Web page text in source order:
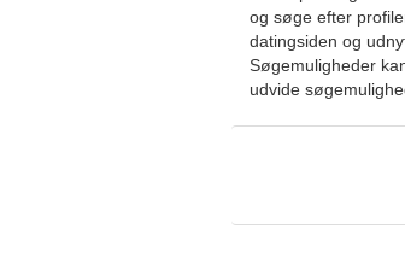
og søge efter
datingsiden og
Søgemuligheder
udvide